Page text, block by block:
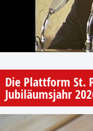
Die Plattform St.
Jubiläumsjahr